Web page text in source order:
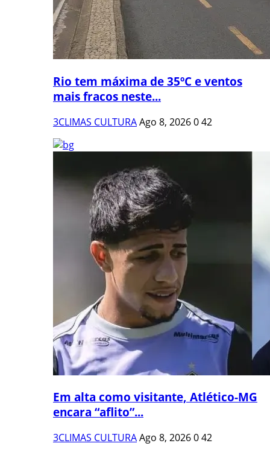
Rio tem máxima de 35ºC e ventos
mais fracos neste...
3CLIMAS CULTURAAgo 8, 2026042
Em alta como visitante, Atlético-MG
encara “aflito”...
3CLIMAS CULTURAAgo 8, 2026042